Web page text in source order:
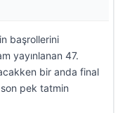
başrollerini
yayınlanan 47.
bir anda final
pek tatmin